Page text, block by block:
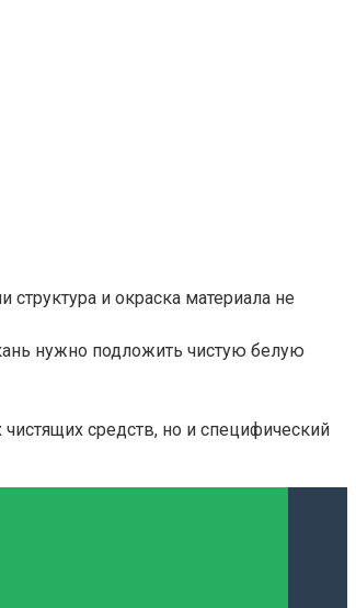
и окраска материала не
нужно подложить чистую белую
средств, но и специфический